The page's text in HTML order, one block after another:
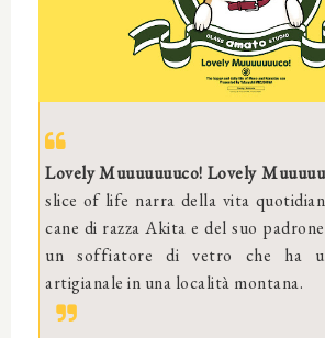
Lovely Muuuuuuuco! Lovely
slice of life narra della vita
cane di razza Akita e del suo
un soffiatore di vetro che ha
artigianale in una località montana.